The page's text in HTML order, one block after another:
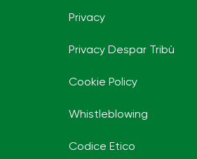
Privacy
Privacy Despar Tribù
Cookie Policy
Whistleblowing
Codice Etico